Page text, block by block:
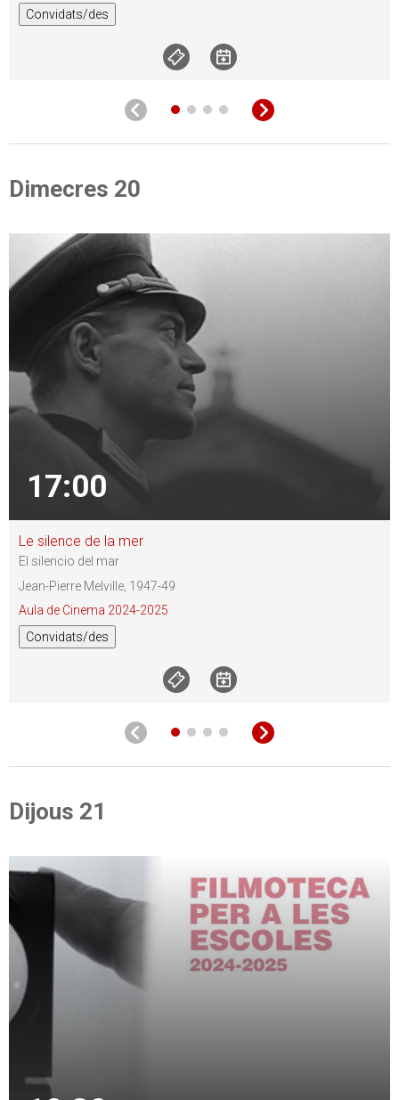
Convidats/des
Dimecres 20
17:00
Le silence de la mer
El silencio del mar
Jean-Pierre Melville, 1947-49
Aula de Cinema 2024-2025
Convidats/des
Dijous 21